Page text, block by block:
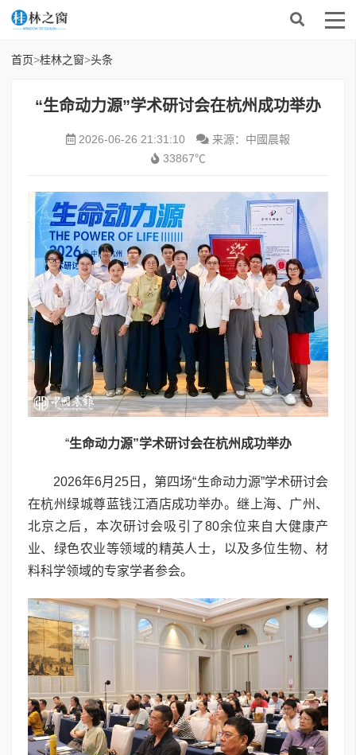
首页>桂林之窗>头条
“生命动力源”学术研讨会在杭州成功举办
2026-06-26 21:31:10
来源：中國晨報
33867℃
“生命动力源”学术研讨会在杭州成功举办
2026年6月25日，第四场“生命动力源”学术研讨会
在杭州绿城尊蓝钱江酒店成功举办。继上海、广州、
北京之后，本次研讨会吸引了80余位来自大健康产
业、绿色农业等领域的精英人士，以及多位生物、材
料科学领域的专家学者参会。